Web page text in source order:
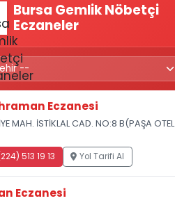
Bursa Gemlik Nöbetçi
Eczaneler
Eczanesi
MAH. İSTİKLAL CAD. NO:8 B(PAŞA OTEL
513 19 13 Yol Tarifi Al
Eczanesi